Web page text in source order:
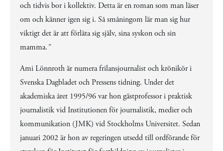
och tidvis bor i kollektiv. Detta är en roman som man läser
om och känner igen sig i. Så småningom lär man sig hur
viktigt det är att förlåta sig själv, sina syskon och sin
mamma."
Ami Lönnroth är numera frilansjournalist och krönikör i
Svenska Dagbladet och Pressens tidning. Under det
akademiska året 1995/96 var hon gästprofessor i praktisk
journalistik vid Institutionen för journalistik, medier och
kommunikation (JMK) vid Stockholms Universitet. Sedan
januari 2002 är hon av regeringen utsedd till ordförande för